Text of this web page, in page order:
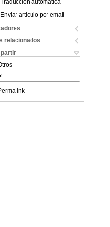
Traducción automática
Enviar articulo por email
relacionados